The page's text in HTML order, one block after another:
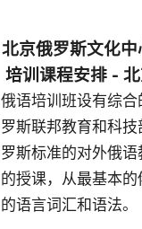
北京俄罗斯文化
培训课程安排 -
俄语培训班设有综
罗斯联邦教育和科
罗斯标准的对外俄
的授课，从最基本
的语言词汇和语法。